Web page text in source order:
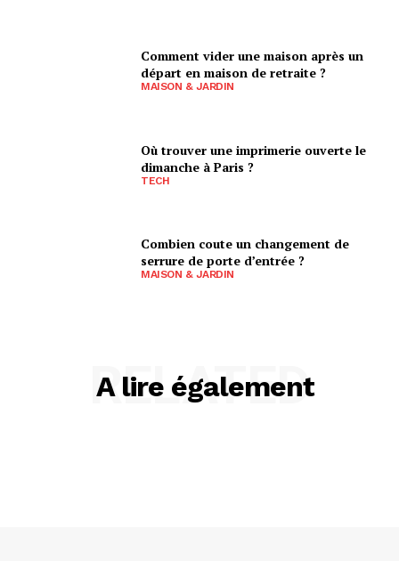
Comment vider une maison après un
départ en maison de retraite ?
MAISON & JARDIN
Où trouver une imprimerie ouverte le
dimanche à Paris ?
TECH
Combien coute un changement de
serrure de porte d’entrée ?
MAISON & JARDIN
A lire également
RELATED